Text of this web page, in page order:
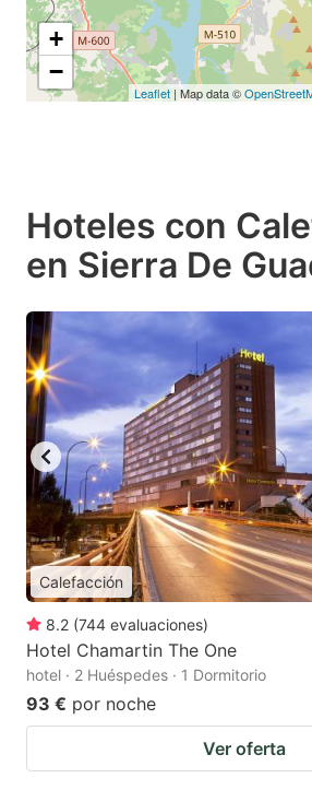
+
−
Leaflet | Map data ©
Hoteles con
en Sierra De
Calefacción
8.2 (744 evaluaciones)
Hotel Chamartin The One
hotel · 2 Huéspedes · 1 Dormitorio
93 € por noche
Ver oferta